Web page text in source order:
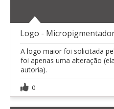
Logo -
A logo maior foi solicitada
foi apenas uma alteração
autoria).
0